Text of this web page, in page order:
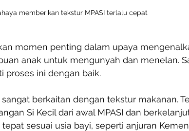
memberikan tekstur MPASI terlalu cepat
momen penting dalam upaya
anak untuk mengunyah dan menelan.
proses ini dengan baik.
berkaitan dengan tekstur makanan.
Si Kecil dari awal MPASI dan
sesuai usia bayi, seperti anjuran